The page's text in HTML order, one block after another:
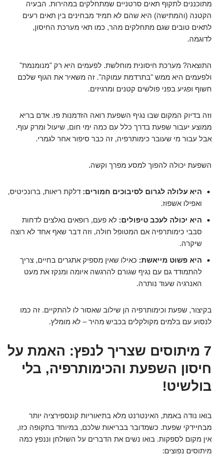
מתוכננים לתקוף תאים סרטניים שמתחלקים במהירות. הבעיה
הקטנה (והמתישה) היא שהם לא תמיד מבחינים בין תאים רעים
לתאים טובים שגם מתחלקים מהר, כמו תאי מערכת החיסון,
לדוגמה.
התוצאה? מערכת חיסונית מוחלשת. לפעמים היא רק "מנומנמת"
ולפעמים היא ממש "בתרדמת עמוקה". זה משאיר את הגוף שלכם
חשוף ופגיע בפני פולשים קטנים ומרגיזים.
וזה בדיוק המקום שבו נגיף השפעת רואה הזדמנות פז. אדם בריא
ממוצע יעבור שפעת בדרך כלל עם כמה ימי חום, שיעול ומרק עוף.
אבל עבור מי שעובר כימותרפיה, זה כבר סיפור אחר לגמרי.
השפעת יכולה להפוך למסע מפרך וקשה.
היא עלולה לגרום לסיבוכים חמורים: דלקת ריאות, ברונכיטיס,
ואפילו אשפוז.
היא יכולה לעכב טיפולים: לא פעם, רופאים נאלצים לדחות
סבבי כימותרפיה אם המטופל חולה, וזה דבר שאף אחד לא רוצה
שיקרה.
היא פשוט מייאשת: כאילו שאין מספיק אתגרים בחיים, צריך
להתמודד גם עם נגיף שגורם להרגשה איומה ומנקז את מעט
האנרגיה שעוד נותרה.
בקיצור, שפעת וכימותרפיה הן שילוב שאסור לו להתקיים. זה כמו
לנסוע עם בלמים מקולקלים בכביש מהיר – לא מומלץ.
7 מיתוסים שצריך לנפץ: האמת על
חיסון השפעת והכימותרפיה, בלי
בולשיט!
בואו נודה באמת, האינטרנט מלא בתיאוריות קונספירציה יותר
מבחיידקי שפעת. כשמדובר בבריאות שלכם, במיוחד בתקופה כזו,
אין מקום לספקות. בואו נשים את הדברים על השולחן וננפץ כמה
מיתוסים נפוצים: